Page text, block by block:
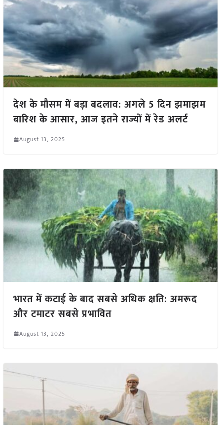
देश के मौसम में बड़ा बदलाव: अगले 5 दिन झमाझम
बारिश के आसार, आज इतने राज्यों में रेड अलर्ट
August 13, 2025
भारत में कटाई के बाद सबसे अधिक क्षति: अमरूद
और टमाटर सबसे प्रभावित
August 13, 2025